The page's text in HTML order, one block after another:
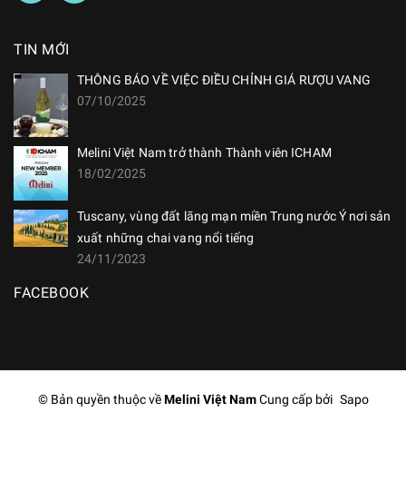
TIN MỚI
THÔNG BÁO VỀ VIỆC ĐIỀU CHỈNH GIÁ RƯỢU VANG
07/10/2025
Melini Việt Nam trở thành Thành viên ICHAM
18/02/2025
Tuscany, vùng đất lãng mạn miền Trung nước Ý nơi sản
xuất những chai vang nổi tiếng
24/11/2023
FACEBOOK
© Bản quyền thuộc vềMelini Việt Nam Cung cấp bởi Sapo